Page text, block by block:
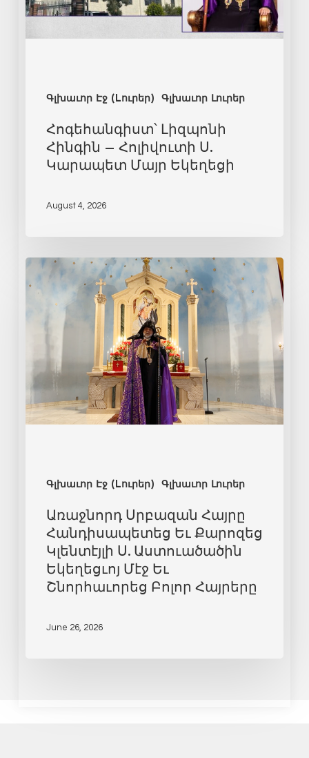
Գլխաւոր Էջ (Lուրեր) Գլխաւոր Լուրեր
Հոգեհանգիստ՝ Լիզպոնի
Հինգին – Հոլիվուտի Ս.
Կարապետ Մայր Եկեղեցի
August 4, 2026
Գլխաւոր Էջ (Lուրեր) Գլխաւոր Լուրեր
Առաջնորդ Սրբազան Հայրը
Հանդիսապետեց Եւ Քարոզեց
Կլենտէյլի Ս. Աստուածածին
Եկեղեցւոյ Մէջ Եւ
Շնորհաւորեց Բոլոր Հայրերը
June 26, 2026